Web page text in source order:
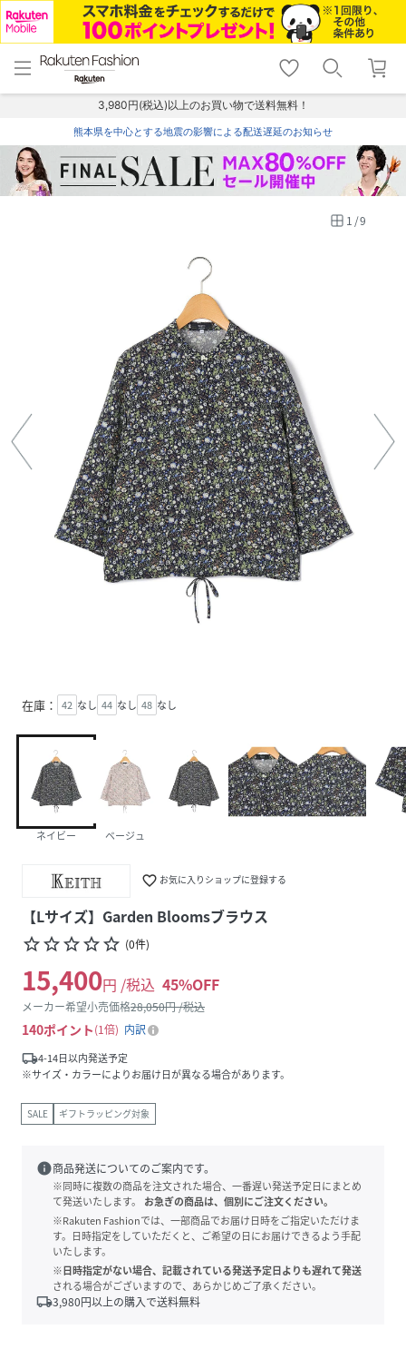
menu home
トップ
shopping_cart lock_outline
ログイン
3,980円(税込)以上のお買い物で送料無料！
熊本県を中心とする地震の影響による配送遅延のお知らせ
1 /9
在庫： 42 なし 44 なし 48 なし
ネイビー ベージュ
favorite_border お気に入りショップに登録する
【Lサイズ】Garden Bloomsブラウス
star_borderstar_borderstar_borderstar_borderstar_border (0件)
15,400円 /税込 45%OFF
メーカー希望小売価格28,050円 /税込
140ポイント 1倍
内訳
local_shipping4-14日以内発送予定
※サイズ・カラーによりお届け日が異なる場合があります。
SALE ギフトラッピング対象
info商品発送についてのご案内です。
※同時に複数の商品を注文された場合、一番遅い発送予定日にまとめ
て発送いたします。
お急ぎの商品は、個別にご注文ください。
※Rakuten Fashionでは、一部商品でお届け日時をご指定いただけま
す。日時指定をしていただくと、ご希望の日にお届けできるよう手配
いたします。
※日時指定がない場合、記載されている発送予定日よりも遅れて発送
される場合がございますので、あらかじめご了承ください。
local_shipping3,980円以上の購入で送料無料